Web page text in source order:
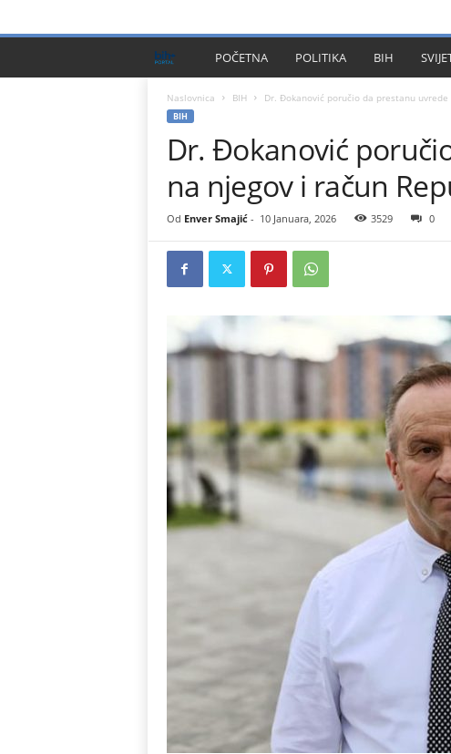
I
l
u
POČETNA POLITIKA BIH
Naslovnica BIH Dr. Đokanović poručio da prestanu
BIH
Dr. Đokanović
na njegov i račun
Od Enver Smajić- 10 Januara, 2026 3529 0